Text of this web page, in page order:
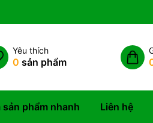
Yêu thích
0 sản phẩm
sản phẩm nhanh Liên hệ